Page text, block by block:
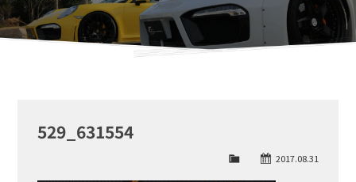
EUR Sports
EURスポーツ
アクセス529_631554
2017.08.31